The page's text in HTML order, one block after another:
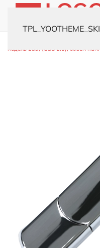
модель 289, (USB 2.0), объем